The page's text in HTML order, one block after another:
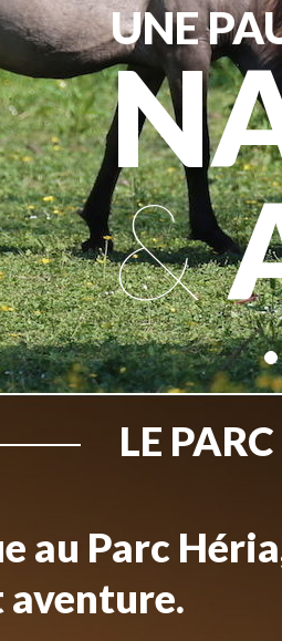
UNE
&
LE
au Parc